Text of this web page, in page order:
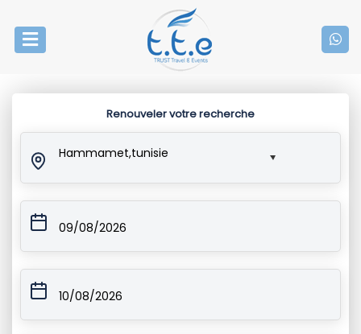
Renouveler votre recherche
Hammamet,tunisie
09/08/2026
10/08/2026